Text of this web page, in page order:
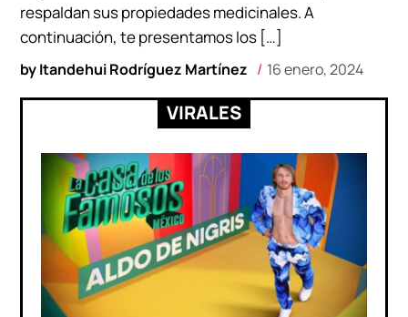
byItandehui Rodríguez Martínez 16 enero, 2024
respaldan sus propiedades medicinales. A
continuación, te presentamos los […]
VIRALES